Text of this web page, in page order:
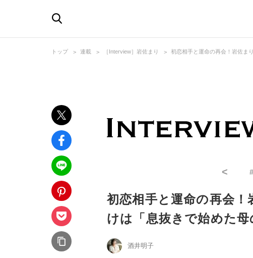
トップ 連載 ［Interview］岩佐まり 初恋相手と運命の再会！岩佐ま
< #
初恋相手と運命の再会
けは「息抜きで始めた
酒井明子